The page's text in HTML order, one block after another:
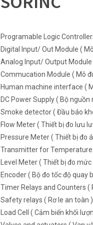
Programable Logic
Digital Input/ Out Module (
Analog Input/ Output
Commucation Module ( Mô
Human machine interface (
DC Power Supply ( Bộ nguồn
Smoke detector ( Đầu báo
Flow Meter ( Thiết bị đo lưu
Pressure Meter ( Thiết bị đo
Transmitter for Temperature
Level Meter ( Thiết bị đo mức
Encoder ( Bộ đo tốc độ quay
Timer Relays and Counters (
Safety relays ( Rơ le an toàn )
Load Cell ( Cảm biến khối